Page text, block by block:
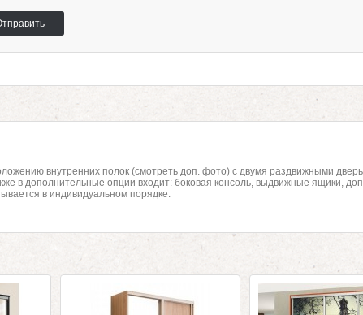
внутренних полок (смотреть доп. фото) с двумя раздвижными
в дополнительные опции входит: боковая консоль, выдвижные ящики,
в индивидуальном порядке.